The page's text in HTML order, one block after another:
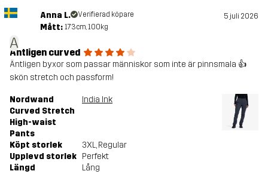
A
Anna L. Verifierad köpare 5 juli 2026
Mått: 173cm, 100kg
Äntligen curved
Äntligen byxor som passar människor som inte är pinnsmala 👍
skön stretch och passform!
Nordwand
Curved Stretch
High-waist
Pants
India Ink
Köpt storlek 3XL, Regular
Upplevd storlek Perfekt
Längd
Lång